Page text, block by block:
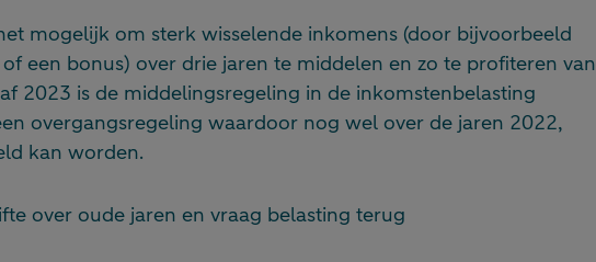
mogelijk om sterk wisselende inkomens (door bijvoorbeeld
een bonus) over drie jaren te middelen en zo te profiteren van
2023 is de middelingsregeling in de inkomstenbelasting
overgangsregeling waardoor nog wel over de jaren 2022,
kan worden.
over oude jaren en vraag belasting terug